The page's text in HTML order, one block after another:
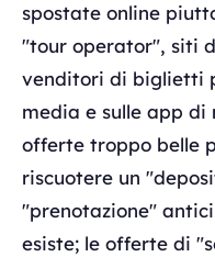
spostate online
"tour operator", siti
venditori di biglietti
media e sulle app
offerte troppo belle
riscuotere un
"prenotazione"
esiste; le offerte di